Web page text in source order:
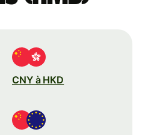
CNY à HKD